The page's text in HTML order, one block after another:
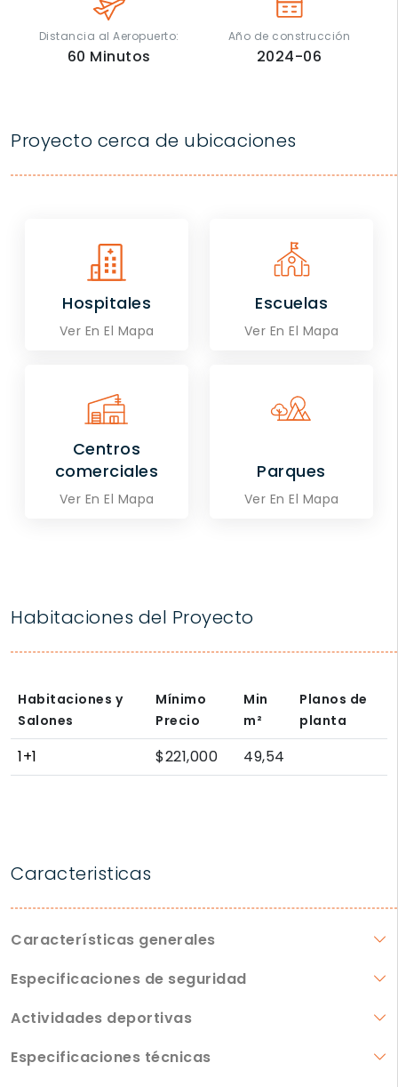
Distancia al Aeropuerto:
60 Minutos
Año de construcción
2024-06
Proyecto cerca de ubicaciones
Hospitales
Ver En El Mapa
Escuelas
Ver En El Mapa
Centros
comerciales
Ver En El Mapa
Parques
Ver En El Mapa
Habitaciones del Proyecto
Habitaciones y
Salones
Mínimo
Precio
Min
m²
Planos de
planta
1+1 $221,000 49,54
Caracteristicas
Características generales
Especificaciones de seguridad
Actividades deportivas
Especificaciones técnicas